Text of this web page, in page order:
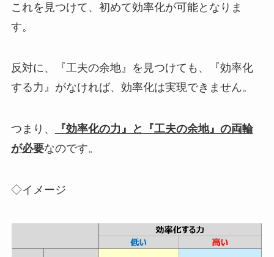
これを見つけて、初めて効率化が可能となりま
す。
反対に、『工夫の余地』を見つけても、『効率化
する力』がなければ、効率化は実現できません。
つまり、
『効率化の力』と『工夫の余地』の両輪
が必要なのです。
◇イメージ